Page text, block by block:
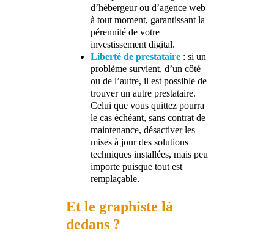
d’hébergeur ou d’agence web
à tout moment, garantissant la
pérennité de votre
investissement digital.
Liberté de prestataire : si un
problème survient, d’un côté
ou de l’autre, il est possible de
trouver un autre prestataire.
Celui que vous quittez pourra
le cas échéant, sans contrat de
maintenance, désactiver les
mises à jour des solutions
techniques installées, mais peu
importe puisque tout est
remplaçable.
Et le graphiste là
dedans ?